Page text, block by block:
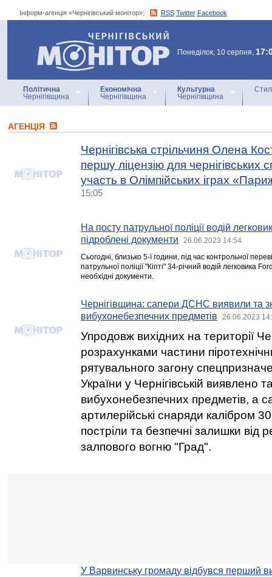
Інформ-агенція «Чернігівський монітор»: RSS Twitter Facebook
Інформ-агенція
«Чернігівський монітор»
Понеділок, 10 серпня,
Політична
Чернігівщина
Економічна
Чернігівщина
Культурна
Чернігівщина
АГЕНЦIЯ
Чернігівська стрільчиня Олена
першу ліцензію для чернігівських
участь в Олімпійських іграх
15:05
На посту патрульної поліції водій
підроблені документи
26.06.2023 14:54
Сьогодні, близько 5-ї години, під час контрольної
патрульної поліції "Кіпті" 34-річний водій легковика
необхідні документи.
Чернігівщина: сапери ДСНС виявили та
вибухонебезпечних предметів
26.06.2023
Упродовж вихідних на території
розрахунками частини
рятувального загону
України у Чернігівській виявлено
вибухонебезпечних предметів, а
артилерійські снаряди калібром
постріли та безпечні залишки від
залпового вогню "Град".
У Варвинську громаду відбувся перший